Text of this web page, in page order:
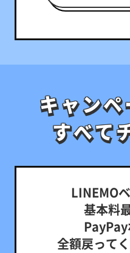
キャン
すべて
キャン
すべて
LINEMO
基本料
全額戻って